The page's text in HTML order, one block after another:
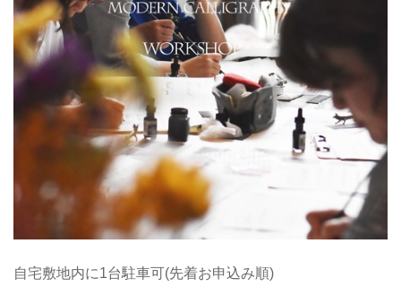
自宅敷地内に1台駐車可(先着お申込み順)